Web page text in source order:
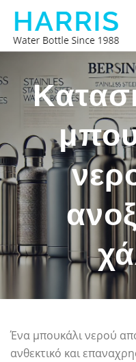
Προχωρήστε
στο
περιεχόμενο
ΜΠΟΥΚΆΛΙ ΝΕΡΟΎ
ΕΠΙΚΟΙΝΩΝΉΣΤΕ
Ένα μπουκάλι νερού
ανθεκτικό και